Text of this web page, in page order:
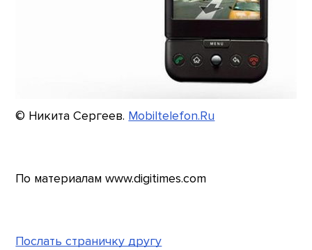
© Никита Сергеев. Mobiltelefon.Ru
По материалам www.digitimes.com
Послать страничку другу